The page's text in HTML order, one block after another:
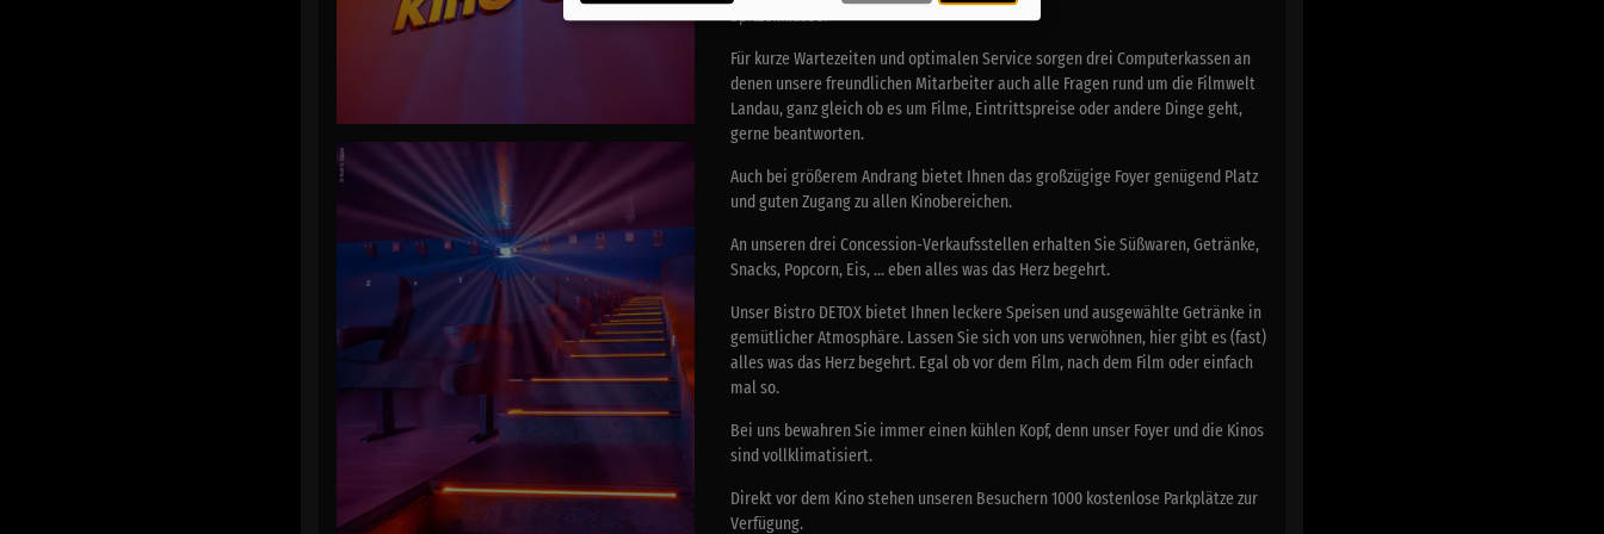
Spitzenklasse.
Für kurze Wartezeiten und optimalen Service sorgen drei Computerkassen an
denen unsere freundlichen Mitarbeiter auch alle Fragen rund um die Filmwelt
Landau, ganz gleich ob es um Filme, Eintrittspreise oder andere Dinge geht,
gerne beantworten.
Auch bei größerem Andrang bietet Ihnen das großzügige Foyer genügend Platz
und guten Zugang zu allen Kinobereichen.
An unseren drei Concession-Verkaufsstellen erhalten Sie Süßwaren, Getränke,
Snacks, Popcorn, Eis, ... eben alles was das Herz begehrt.
Unser Bistro DETOX bietet Ihnen leckere Speisen und ausgewählte Getränke in
gemütlicher Atmosphäre. Lassen Sie sich von uns verwöhnen, hier gibt es (fast)
alles was das Herz begehrt. Egal ob vor dem Film, nach dem Film oder einfach
mal so.
Bei uns bewahren Sie immer einen kühlen Kopf, denn unser Foyer und die Kinos
sind vollklimatisiert.
Direkt vor dem Kino stehen unseren Besuchern 1000 kostenlose Parkplätze zur
Verfügung.